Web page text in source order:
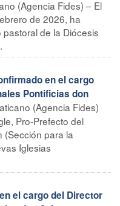
(Agencia Fides) – El
de 2026, ha
de la Diócesis
en el cargo
Pontificias don
(Agencia Fides)
Pro-Prefecto del
(Sección para la
Iglesias
el cargo del Director